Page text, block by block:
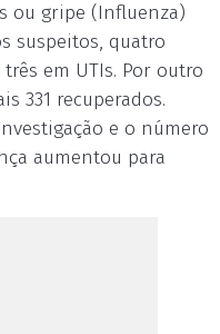
ou gripe (Influenza)
suspeitos, quatro
em UTIs. Por outro
331 recuperados.
e o número
aumentou para